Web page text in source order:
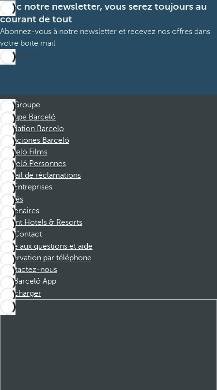
Avec notre newsletter, vous serez toujours au
courant de tout
Abonnez-vous à notre newsletter et recevez nos offres dans
votre boite mail
M’abonner
Groupe
Groupe Barceló
Fondation Barcelo
Vacaciones Barceló
Barceló Films
Barceló Personnes
Portail de réclamations
Entreprises
Affiliés
Partenaires
Dorint Hotels & Resorts
Contact
Foire aux questions et aide
Réservation par téléphone
Contactez-nous
Barceló App
Télécharger